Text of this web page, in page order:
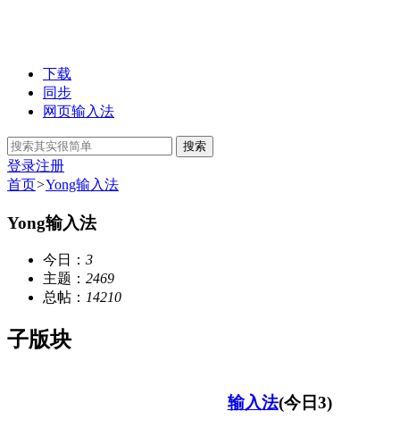
下载
同步
网页输入法
搜索
登录注册
首页>Yong输入法
Yong输入法
今日： 3
主题： 2469
总帖： 14210
子版块
输入法(今日3)